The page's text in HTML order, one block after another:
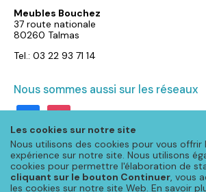
Les cookies sur notre site
Nous utilisons des cookies pour vous offrir
expérience sur notre site. Nous utilisons
cookies pour permettre l'élaboration de
cliquant sur le bouton Continuer, vous
les cookies sur notre site Web. En savoir
Meubles Bouchez
37 route nationale
80260 Talmas
Tel.: 03 22 93 71 14
Nous sommes aussi sur les réseaux
facebookinstagram